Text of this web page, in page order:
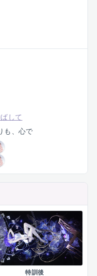
して
も、心で
特訓後